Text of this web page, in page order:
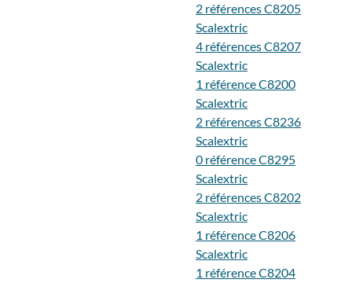
2 références C8205
Scalextric
4 références C8207
Scalextric
1 référence C8200
Scalextric
2 références C8236
Scalextric
0 référence C8295
Scalextric
2 références C8202
Scalextric
1 référence C8206
Scalextric
1 référence C8204